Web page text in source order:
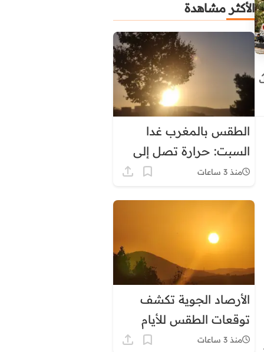
الأكثر مشاهدة
الطقس بالمغرب غدا
السبت: حرارة تصل إلى
45 درجة وزخات رعديةمنذ 3 ساعات
الأرصاد الجوية تكشف
توقعات الطقس للأيام
المقبلة بالمغرب
منذ 3 ساعات